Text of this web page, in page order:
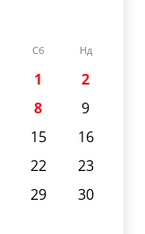
Сб Нд
1
2
8
9
15
16
22
23
29
30